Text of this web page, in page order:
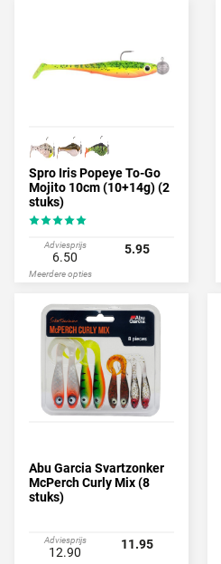
Spro Iris Popeye To-Go
Mojito 10cm (10+14g) (2
stuks)
Adviesprijs
6.50
5.95
Meerdere opties
Abu Garcia Svartzonker
McPerch Curly Mix (8
stuks)
Adviesprijs
12.90
11.95